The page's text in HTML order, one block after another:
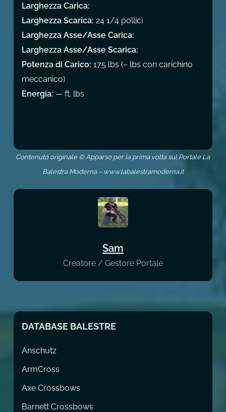
Larghezza Carica:
Larghezza Scarica: 24 1/4 pollici
Larghezza Asse/Asse Carica:
Larghezza Asse/Asse Scarica:
Potenza di Carico: 175 lbs (– lbs con carichino
meccanico)
Energia: — ft. lbs
Contenuto originale © Apparso per la prima volta sul Portale La
Balestra Moderna – www.labalestramoderna.it
Sam
Creatore / Gestore Portale
DATABASE BALESTRE
Anschutz
ArmCross
Axe Crossbows
Barnett Crossbows